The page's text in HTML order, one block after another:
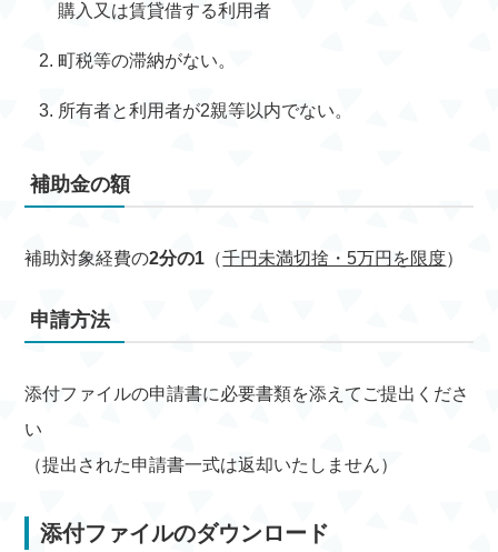
購入又は賃貸借する利用者
町税等の滞納がない。
所有者と利用者が2親等以内でない。
補助金の額
補助対象経費の2分の1 （千円未満切捨・5万円を限度）
申請方法
添付ファイルの申請書に必要書類を添えてご提出くださ
い
（提出された申請書一式は返却いたしません）
添付ファイルのダウンロード